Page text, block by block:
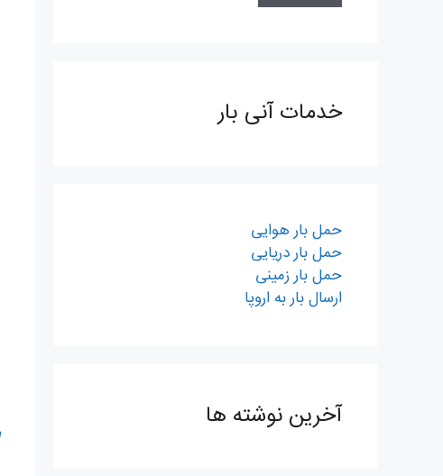
خدمات آنی بار
حمل بار هوایی
حمل بار دریایی
حمل بار زمینی
ارسال بار به اروپا
آخرین نوشته ها